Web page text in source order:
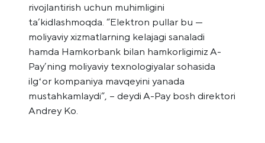
rivojlantirish uchun muhimligini
ta’kidlashmoqda. “Elektron pullar bu —
moliyaviy xizmatlarning kelajagi sanaladi
hamda Hamkorbank bilan hamkorligimiz A-
Pay’ning moliyaviy texnologiyalar sohasida
ilgʻor kompaniya mavqeyini yanada
mustahkamlaydi”, – deydi A-Pay bosh direktori
Andrey Ko.